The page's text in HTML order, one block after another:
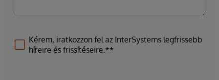
Kérem, iratkozzon fel az InterSystems legfrissebb
híreire és frissítéseire.**